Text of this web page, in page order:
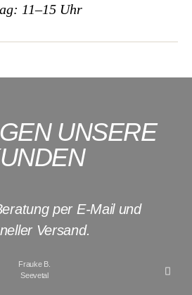
11–15 Uhr
UNSERE
per E-Mail und
Versand.
Frauke B.
Seevetal